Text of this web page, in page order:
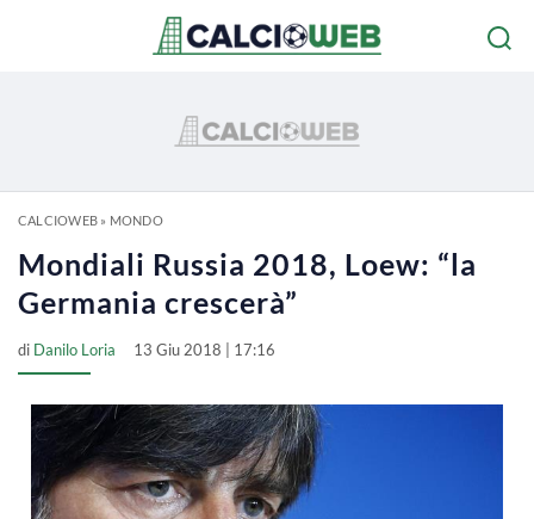
CALCIOWEB» MONDO
Mondiali Russia 2018, Loew: “la
Germania crescerà”
di Danilo Loria 13 Giu 2018 | 17:16